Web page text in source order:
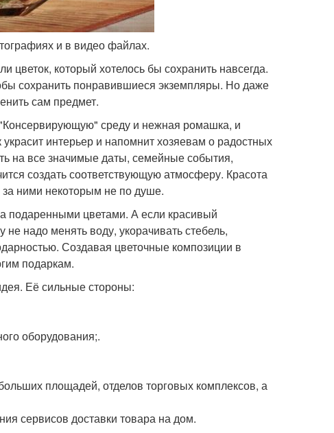
и в видео файлах.
цветок, который хотелось бы сохранить навсегда.
сохранить понравившиеся экземпляры. Но даже
сам предмет.
среду и нежная ромашка, и
интерьер и напомнит хозяевам о радостных
на все значимые даты, семейные события,
создать соответствующую атмосферу. Красота
ними некоторым не по душе.
подаренными цветами. А если красивый
надо менять воду, укорачивать стебель,
Создавая цветочные композиции в
подаркам.
Её сильные стороны:
оборудования;.
площадей, отделов торговых комплексов, а
сервисов доставки товара на дом.